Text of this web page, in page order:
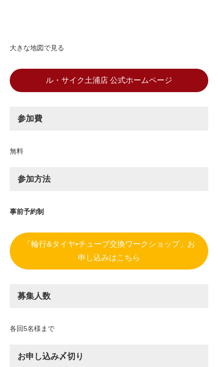
大きな地図で見る
ル・サイク土浦店 公式ホームページ
参加費
無料
参加方法
事前予約制
「輪行&タイヤ•チューブ交換ワークショップ」お
申し込みはこちら
募集人数
各回5名様まで
お申し込み〆切り